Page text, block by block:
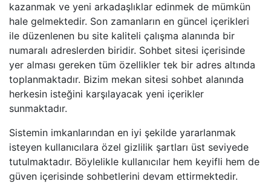
kazanmak ve yeni arkadaşlıklar edinmek de mümkün
hale gelmektedir. Son zamanların en güncel içerikleri
ile düzenlenen bu site kaliteli çalışma alanında bir
numaralı adreslerden biridir. Sohbet sitesi içerisinde
yer alması gereken tüm özellikler tek bir adres altında
toplanmaktadır. Bizim mekan sitesi sohbet alanında
herkesin isteğini karşılayacak yeni içerikler
sunmaktadır.
Sistemin imkanlarından en iyi şekilde yararlanmak
isteyen kullanıcılara özel gizlilik şartları üst seviyede
tutulmaktadır. Böylelikle kullanıcılar hem keyifli hem de
güven içerisinde sohbetlerini devam ettirmektedir.